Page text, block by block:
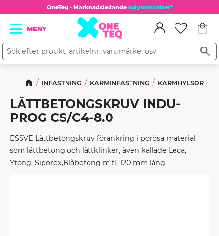
Meny
OneTeq - Marknadsledande volymrabatter*
INFÄSTNING KARMINFÄSTNING KARMHYLSOR
LÄTTBETONGSKRUV INDU-
PROG CS/C4-8.0
ESSVE Lättbetongskruv förankring i porösa material
som lättbetong och lättklinker, även kallade Leca,
Ytong, Siporex,Blåbetong m fl. 120 mm lång